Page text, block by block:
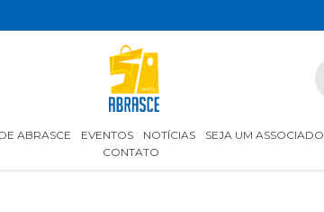
ABRASCE EVENTOS NOTÍCIAS SEJA UM ASSOCIADO
CONTATO